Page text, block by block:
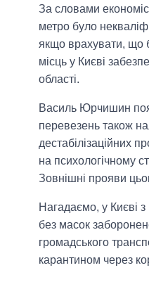
За словами
метро було
якщо врахувати, що
місць у Києві
області.
Василь Юрчишин
перевезень також
дестабілізаційних
на психологічному
Зовнішні прояви
Нагадаємо, у Києві
без масок
громадського
карантином через